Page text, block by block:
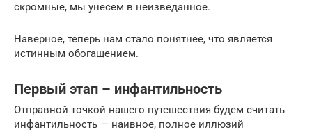
скромные, мы унесем в неизведанное.
Наверное, теперь нам стало понятнее, что является
истинным обогащением.
Первый этап – инфантильность
Отправной точкой нашего путешествия будем считать
инфантильность — наивное, полное иллюзий